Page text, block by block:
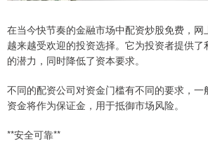
在当今快节奏的金融市场中配资炒股免费，
越来越受欢迎的投资选择。它为投资者提供
的潜力，同时降低了资本要求。
不同的配资公司对资金门槛有不同的要求，
资金将作为保证金，用于抵御市场风险。
**安全可靠**